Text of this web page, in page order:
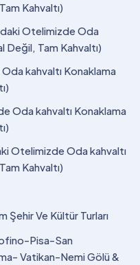
Kahvaltı)
Otelimizde Oda
Değil, Tam Kahvaltı)
kahvaltı Konaklama
Oda kahvaltı Konaklama
Otelimizde Oda kahvaltı
Kahvaltı)
Şehir Ve Kültür Turları
Pisa-San
Vatikan-Nemi Gölü &